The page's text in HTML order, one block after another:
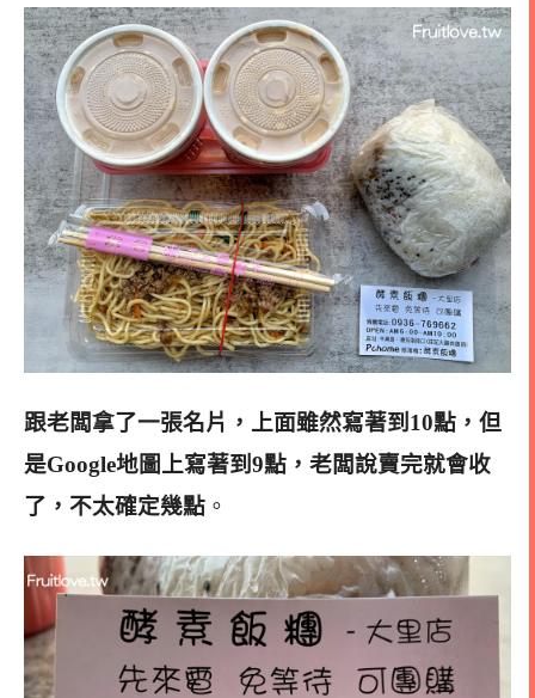
跟老闆拿了一張名片，上面雖然寫著到10點，但
是Google地圖上寫著到9點，老闆說賣完就會收
了，不太確定幾點 。